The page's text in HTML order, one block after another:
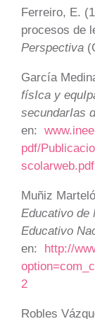
Ferreiro, E.
procesos de
Perspectiva
García
físIca y
secundarIas
en:
pdf/
scolarweb.pdf
Muñiz
Educativo de
Educativo
en:
http://
2
Robles